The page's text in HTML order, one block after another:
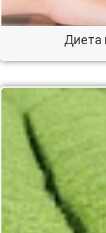
Диета